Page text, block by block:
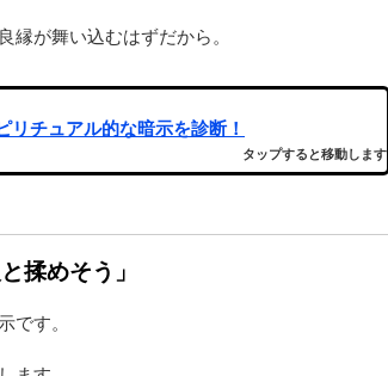
が舞い込むはずだから。
リチュアル的な暗示を診断！
タップすると移動します
揉めそう」
す。